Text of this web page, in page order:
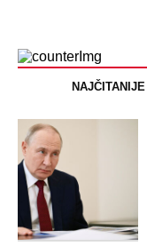
NAJČITANIJE